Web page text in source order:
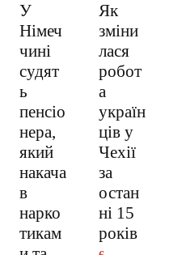
У
Німеч
чині
судят
ь
пенсіо
нера,
який
накача
в
нарко
тикам
Як
зміни
лася
робот
а
україн
ців у
Чехії
за
остан
ні 15
років